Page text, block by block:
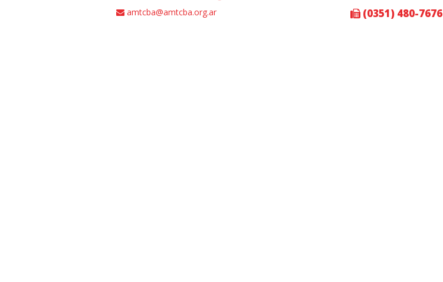
amtcba@amtcba.org.ar
(0351) 480-7676